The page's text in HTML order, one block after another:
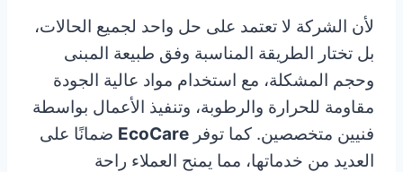
لأن الشركة لا تعتمد على حل واحد لجميع الحالات،
بل تختار الطريقة المناسبة وفق طبيعة المبنى
وحجم المشكلة، مع استخدام مواد عالية الجودة
مقاومة للحرارة والرطوبة، وتنفيذ الأعمال بواسطة
فنيين متخصصين. كما توفر EcoCare ضمانًا على
العديد من خدماتها، مما يمنح العملاء راحة